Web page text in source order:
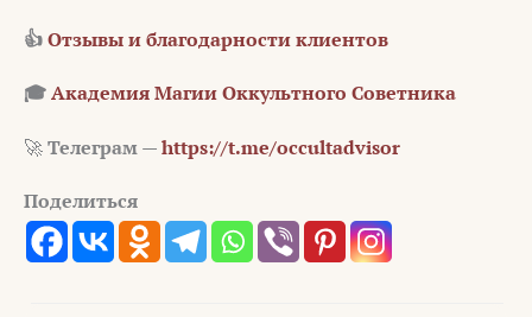
👍Отзывы и благодарности клиентов
🎓Академия Магии Оккультного Советника
🚀Телеграм —https://t.me/occultadvisor
Поделиться